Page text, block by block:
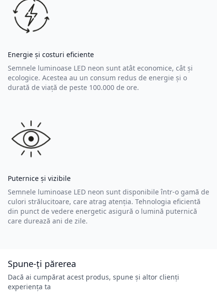
Energie și costuri eficiente
Semnele luminoase LED neon sunt atât economice, cât și
ecologice. Acestea au un consum redus de energie și o
durată de viață de peste 100.000 de ore.
Puternice și vizibile
Semnele luminoase LED neon sunt disponibile într-o gamă de
culori strălucitoare, care atrag atenția. Tehnologia eficientă
din punct de vedere energetic asigură o lumină puternică
care durează ani de zile.
Spune-ți părerea
Dacă ai cumpărat acest produs, spune și altor clienți
experiența ta